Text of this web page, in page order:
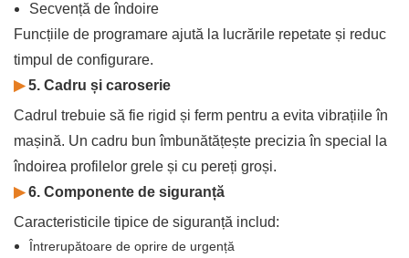
Secvență de îndoire
Funcțiile de programare ajută la lucrările repetate și reduc
timpul de configurare.
▶5. Cadru și caroserie
Cadrul trebuie să fie rigid și ferm pentru a evita vibrațiile în
mașină. Un cadru bun îmbunătățește precizia în special la
îndoirea profilelor grele și cu pereți groși.
▶6. Componente de siguranță
Caracteristicile tipice de siguranță includ:
Întrerupătoare de oprire de urgență